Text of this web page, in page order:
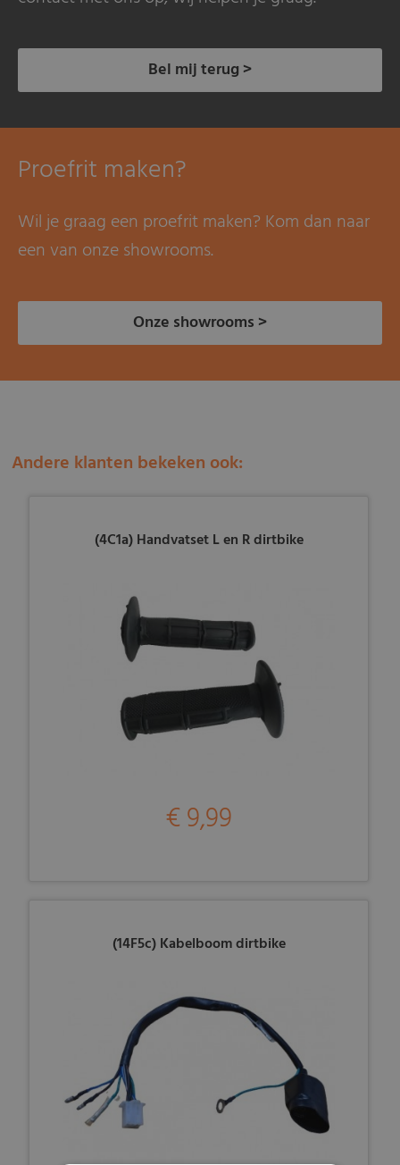
Bel mij terug >
Proefrit maken?
Wil je graag een proefrit maken? Kom dan naar
een van onze showrooms.
Onze showrooms >
Andere klanten bekeken ook:
(4C1a) Handvatset L en R dirtbike
€ 9,99
(14F5c) Kabelboom dirtbike